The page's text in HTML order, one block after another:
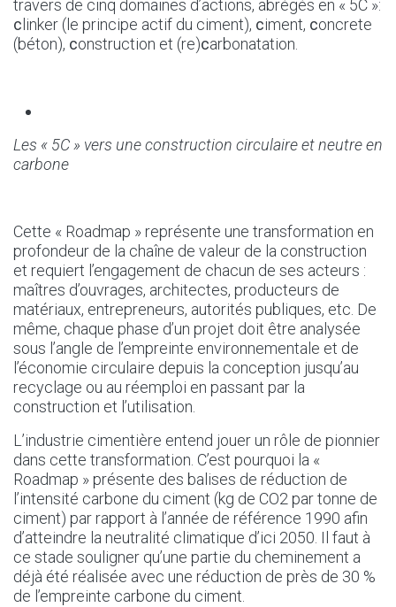
travers de cinq domaines d’actions, abrégés en « 5C »:
c linker (le principe actif du ciment), ciment, concrete
(béton), construction et (re)carbonatation.
Les « 5C » vers une construction circulaire et neutre en
carbone
Cette « Roadmap » représente une transformation en
profondeur de la chaîne de valeur de la construction
et requiert l’engagement de chacun de ses acteurs :
maîtres d’ouvrages, architectes, producteurs de
matériaux, entrepreneurs, autorités publiques, etc. De
même, chaque phase d’un projet doit être analysée
sous l’angle de l’empreinte environnementale et de
l’économie circulaire depuis la conception jusqu’au
recyclage ou au réemploi en passant par la
construction et l’utilisation.
L’industrie cimentière entend jouer un rôle de pionnier
dans cette transformation. C’est pourquoi la «
Roadmap » présente des balises de réduction de
l’intensité carbone du ciment (kg de CO2 par tonne de
ciment) par rapport à l’année de référence 1990 afin
d’atteindre la neutralité climatique d’ici 2050. Il faut à
ce stade souligner qu’une partie du cheminement a
déjà été réalisée avec une réduction de près de 30 %
de l’empreinte carbone du ciment.